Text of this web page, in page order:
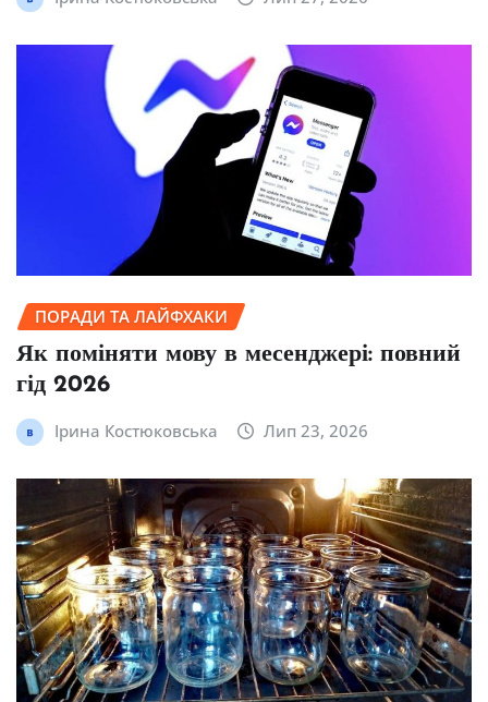
ПОРАДИ ТА ЛАЙФХАКИ
Як поміняти мову в месенджері: повний
гід 2026
Ірина Костюковська Лип 23, 2026